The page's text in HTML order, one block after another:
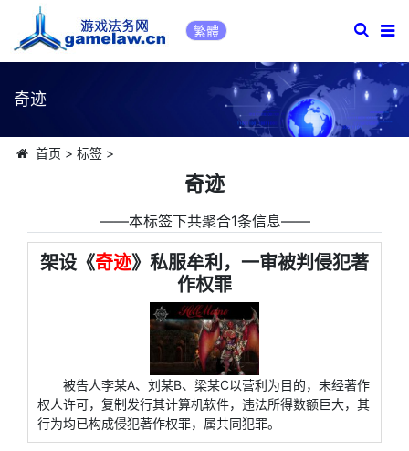
繁體
奇迹
首页 > 标签>
奇迹
――本标签下共聚合1条信息――
架设《奇迹》私服牟利，一审被判侵犯著
作权罪
被告人李某A、刘某B、梁某C以营利为目的，未经著作
权人许可，复制发行其计算机软件，违法所得数额巨大，其
行为均已构成侵犯著作权罪，属共同犯罪。